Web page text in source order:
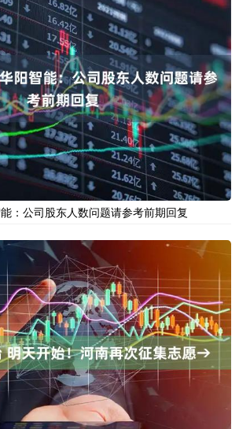
：公司股东人数问题请参考前期回复